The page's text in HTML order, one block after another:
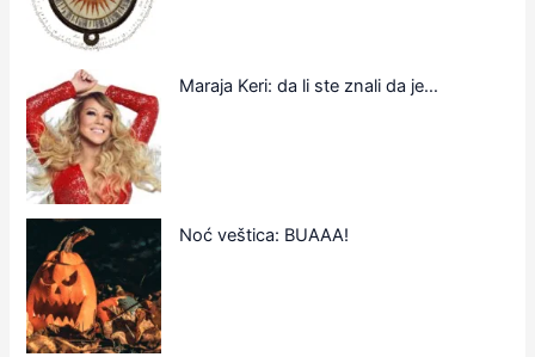
Maraja Keri: da li ste znali da je…
Noć veštica: BUAAA!